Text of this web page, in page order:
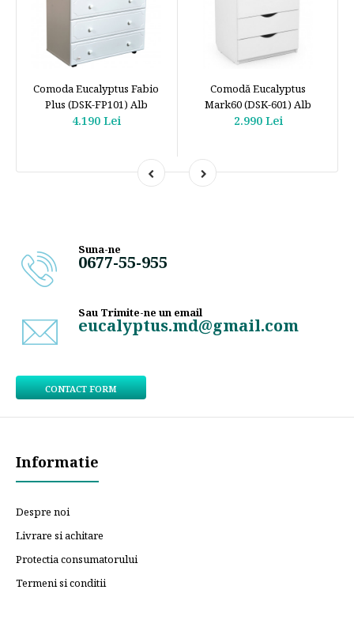
Comoda Eucalyptus Fabio
Plus (DSK-FP101) Alb
4.190 Lei
Comodă Eucalyptus
Mark60 (DSK-601) Alb
2.990 Lei
Suna-ne
0677-55-955
Sau Trimite-ne un email
eucalyptus.md@gmail.com
CONTACT FORM
Informatie
Despre noi
Livrare si achitare
Protectia consumatorului
Termeni si conditii